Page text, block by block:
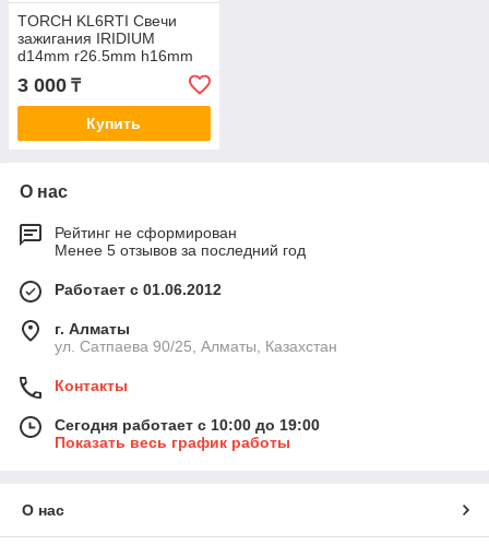
TORCH KL6RTI Свечи
зажигания IRIDIUM
d14mm r26.5mm h16mm
p1.5mm JAC HFC4GB3.3D
HFC4GB2 4G69S4M
4G18M2
3 000 ₸
Купить
О нас
Рейтинг не сформирован
Менее 5 отзывов за последний год
Работает с 01.06.2012
г. Алматы
ул. Сатпаева 90/25, Алматы, Казахстан
Контакты
Сегодня работает с 10:00 до 19:00
Показать весь график работы
О нас